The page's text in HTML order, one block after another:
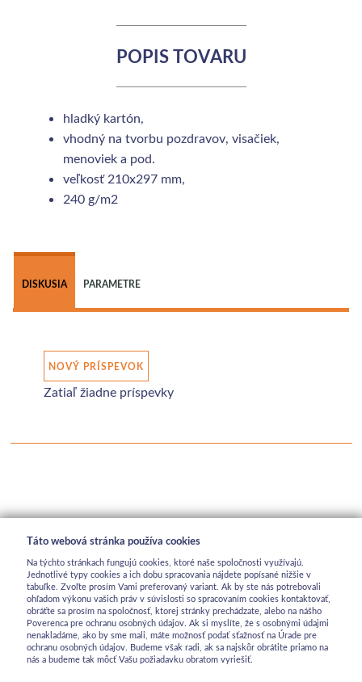
POPIS TOVARU
hladký kartón,
vhodný na tvorbu pozdravov, visačiek,
menoviek a pod.
veľkosť 210x297 mm,
240 g/m2
DISKUSIA PARAMETRE
NOVÝ PRÍSPEVOK
Zatiaľ žiadne príspevky
Táto webová stránka používa cookies
Na týchto stránkach fungujú cookies, ktoré naše spoločnosti využívajú.
Jednotlivé typy cookies a ich dobu spracovania nájdete popísané nižšie v
tabuľke. Zvoľte prosím Vami preferovaný variant. Ak by ste nás potrebovali
ohľadom výkonu vašich práv v súvislosti so spracovaním cookies kontaktovať,
obráťte sa prosím na spoločnosť, ktorej stránky prechádzate, alebo na nášho
Poverenca pre ochranu osobných údajov. Ak si myslíte, že s osobnými údajmi
nenakladáme, ako by sme mali, máte možnosť podať sťažnosť na Úrade pre
ochranu osobných údajov. Budeme však radi, ak sa najskôr obrátite priamo na
nás a budeme tak môcť Vašu požiadavku obratom vyriešiť.